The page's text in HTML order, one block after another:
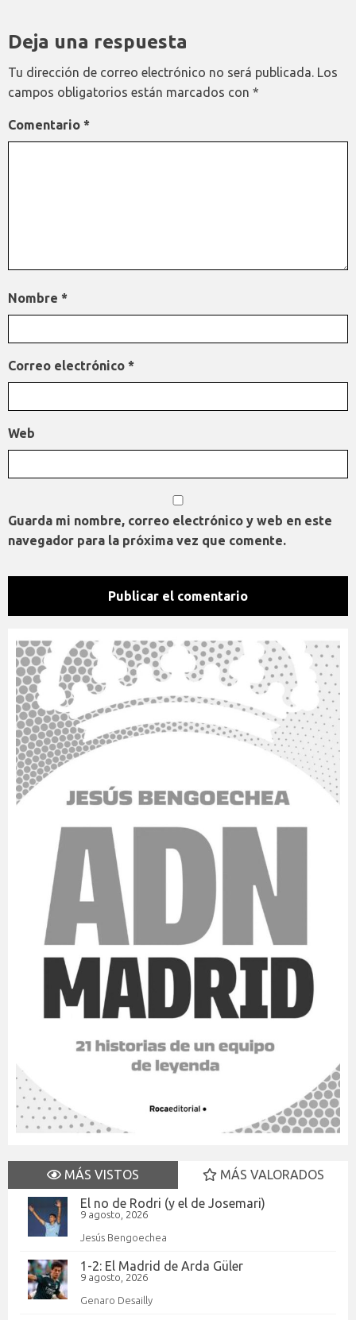
Deja una respuesta
Tu dirección de correo electrónico no será publicada. Los
campos obligatorios están marcados con *
Comentario *
Nombre *
Correo electrónico *
Web
Guarda mi nombre, correo electrónico y web en este
navegador para la próxima vez que comente.
MÁS VISTOS
MÁS VALORADOS
El no de Rodri (y el de Josemari)
9 agosto, 2026
Jesús Bengoechea
1-2: El Madrid de Arda Güler
9 agosto, 2026
Genaro Desailly